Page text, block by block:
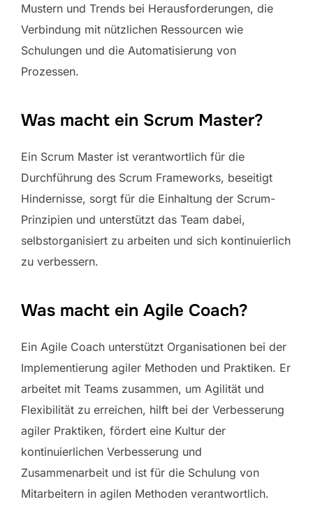
Mustern und Trends bei Herausforderungen, die
Verbindung mit nützlichen Ressourcen wie
Schulungen und die Automatisierung von
Prozessen.
Was macht ein Scrum Master?
Ein Scrum Master ist verantwortlich für die
Durchführung des Scrum Frameworks, beseitigt
Hindernisse, sorgt für die Einhaltung der Scrum-
Prinzipien und unterstützt das Team dabei,
selbstorganisiert zu arbeiten und sich kontinuierlich
zu verbessern.
Was macht ein Agile Coach?
Ein Agile Coach unterstützt Organisationen bei der
Implementierung agiler Methoden und Praktiken. Er
arbeitet mit Teams zusammen, um Agilität und
Flexibilität zu erreichen, hilft bei der Verbesserung
agiler Praktiken, fördert eine Kultur der
kontinuierlichen Verbesserung und
Zusammenarbeit und ist für die Schulung von
Mitarbeitern in agilen Methoden verantwortlich.